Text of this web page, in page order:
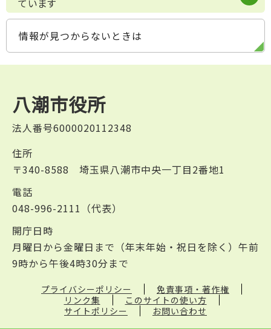
ています
情報が見つからないときは
八潮市役所
法人番号6000020112348
住所
〒340-8588 埼玉県八潮市中央一丁目2番地1
電話
048-996-2111（代表）
開庁日時
月曜日から金曜日まで（年末年始・祝日を除く）午前
9時から午後4時30分まで
プライバシーポリシー
免責事項・著作権
リンク集
このサイトの使い方
サイトポリシー
お問い合わせ